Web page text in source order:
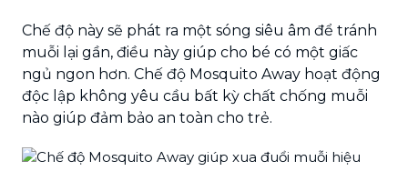
Chế độ này sẽ phát ra một sóng siêu âm để tránh
muỗi lại gần, điều này giúp cho bé có một giấc
ngủ ngon hơn. Chế độ Mosquito Away hoạt động
độc lập không yêu cầu bất kỳ chất chống muỗi
nào giúp đảm bảo an toàn cho trẻ.